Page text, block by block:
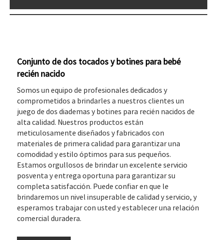
Conjunto de dos tocados y botines para bebé
recién nacido
Somos un equipo de profesionales dedicados y
comprometidos a brindarles a nuestros clientes un
juego de dos diademas y botines para recién nacidos de
alta calidad. Nuestros productos están
meticulosamente diseñados y fabricados con
materiales de primera calidad para garantizar una
comodidad y estilo óptimos para sus pequeños.
Estamos orgullosos de brindar un excelente servicio
posventa y entrega oportuna para garantizar su
completa satisfacción. Puede confiar en que le
brindaremos un nivel insuperable de calidad y servicio, y
esperamos trabajar con usted y establecer una relación
comercial duradera.